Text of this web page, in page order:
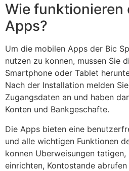
Wie funktionieren
Apps?
Um die mobilen Apps der Bic
nutzen zu konnen, mussen Sie
Smartphone oder Tablet
Nach der Installation melden
Zugangsdaten an und haben
Konten und Bankgeschafte.
Die Apps bieten eine
und alle wichtigen Funktionen
konnen Uberweisungen
einrichten, Kontostande